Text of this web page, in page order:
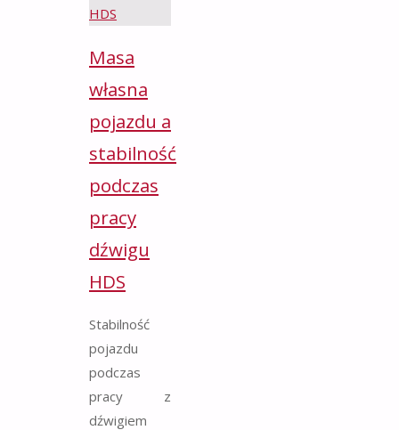
Masa
własna
pojazdu a
stabilność
podczas
pracy
dźwigu
HDS
Stabilność
pojazdu
podczas
pracy z
dźwigiem